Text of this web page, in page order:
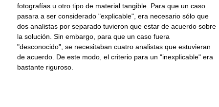
fotografías u otro tipo de material tangible. Para que un caso
pasara a ser considerado "explicable", era necesario sólo que
dos analistas por separado tuvieron que estar de acuerdo sobre
la solución. Sin embargo, para que un caso fuera
"desconocido", se necesitaban cuatro analistas que estuvieran
de acuerdo. De este modo, el criterio para un "inexplicable" era
bastante riguroso.